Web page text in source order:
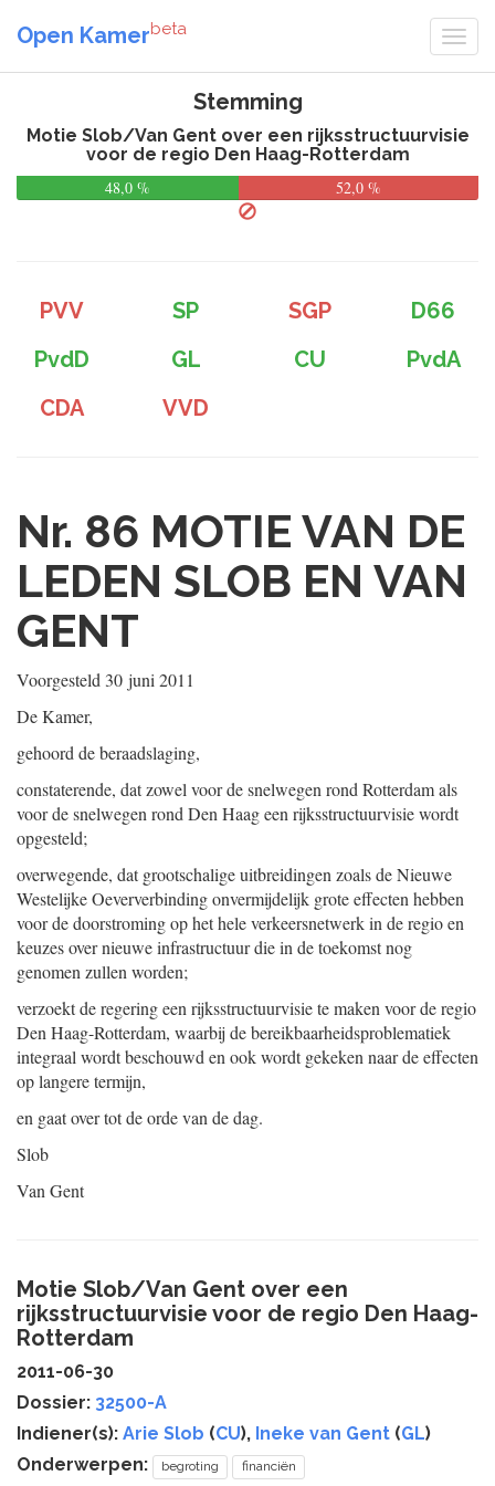
Open Kamerbeta
Stemming
Motie Slob/Van Gent over een rijksstructuurvisie
voor de regio Den Haag-Rotterdam
48,0 %
52,0 %
PVV SP SGP
D66
PvdD
GL CU
PvdA
CDA
VVD
Nr. 86 MOTIE VAN DE
LEDEN SLOB EN VAN
GENT
Voorgesteld 30 juni 2011
De Kamer,
gehoord de beraadslaging,
constaterende, dat zowel voor de snelwegen rond Rotterdam als
voor de snelwegen rond Den Haag een rijksstructuurvisie wordt
opgesteld;
overwegende, dat grootschalige uitbreidingen zoals de Nieuwe
Westelijke Oeververbinding onvermijdelijk grote effecten hebben
voor de doorstroming op het hele verkeersnetwerk in de regio en
keuzes over nieuwe infrastructuur die in de toekomst nog
genomen zullen worden;
verzoekt de regering een rijksstructuurvisie te maken voor de regio
Den Haag-Rotterdam, waarbij de bereikbaarheidsproblematiek
integraal wordt beschouwd en ook wordt gekeken naar de effecten
op langere termijn,
en gaat over tot de orde van de dag.
Slob
Van Gent
Motie Slob/Van Gent over een
rijksstructuurvisie voor de regio Den Haag-
Rotterdam
2011-06-30
Dossier: 32500-A
Indiener(s): Arie Slob (CU), Ineke van Gent (GL)
Onderwerpen:
begroting financiën